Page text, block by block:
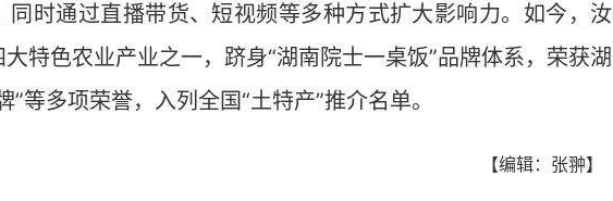
同时通过直播带货、短视频等多种方式扩大影响力。如今，汝
特色农业产业之一，跻身“湖南院士一桌饭”品牌体系，荣获湖
”等多项荣誉，入列全国“土特产”推介名单。
【编辑：张翀】